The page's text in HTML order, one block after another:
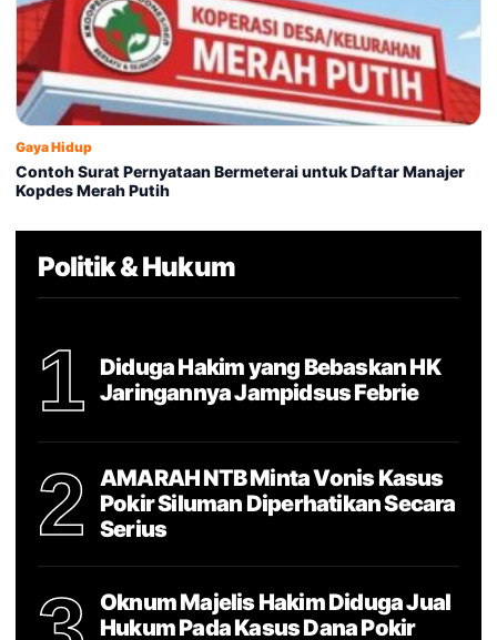
Gaya Hidup
Contoh Surat Pernyataan Bermeterai untuk Daftar Manajer
Kopdes Merah Putih
Politik & Hukum
1
Diduga Hakim yang Bebaskan HK
Jaringannya Jampidsus Febrie
2
AMARAH NTB Minta Vonis Kasus
Pokir Siluman Diperhatikan Secara
Serius
Oknum Majelis Hakim Diduga Jual
Hukum Pada Kasus Dana Pokir